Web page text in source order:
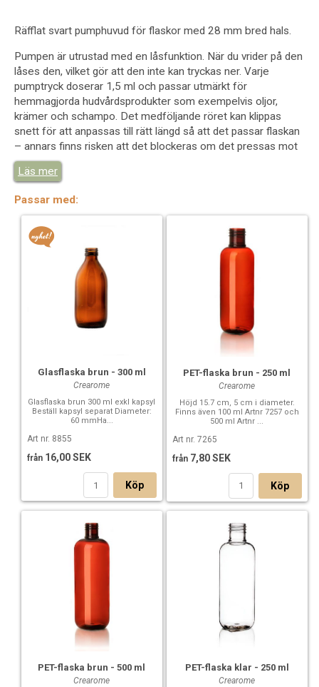
Räfflat svart pumphuvud för flaskor med 28 mm bred hals.
Pumpen är utrustad med en låsfunktion. När du vrider på den
låses den, vilket gör att den inte kan tryckas ner. Varje
pumptryck doserar 1,5 ml och passar utmärkt för
hemmagjorda hudvårdsprodukter som exempelvis oljor,
krämer och schampo. Det medföljande röret kan klippas
snett för att anpassas till rätt längd så att det passar flaskan
– annars finns risken att det blockeras om det pressas mot
botten.
Längd: 260 mm
Gängor: 28/410 mm
Dosering: 1,5 ml
Pumphuvudet passar till alla våra glasflaskor och plastflaskor
med 28 mm bred hals:
8855 Glasflaska brun 300 ml
7221 PET-flaska brun - 500 ml
7261 PET-flaska klar - 250 ml
7265 PET-flaska brun - 250 ml
7264 PET-flaska brun 250 ml sirop
7235 PET-flaska brun 500 ml sirop
Läs mer
Passar med:
Glasflaska brun - 300 ml
Crearome
Glasflaska brun 300 ml exkl kapsyl
Beställ kapsyl separat Diameter:
60 mmHa...
Art nr. 8855
från 16,00 SEK
Köp
PET-flaska brun - 250 ml
Crearome
Höjd 15.7 cm, 5 cm i diameter.
Finns även 100 ml Artnr 7257 och
500 ml Artnr ...
Art nr. 7265
från 7,80 SEK
Köp
PET-flaska brun - 500 ml
Crearome
PET-flaska klar - 250 ml
Crearome